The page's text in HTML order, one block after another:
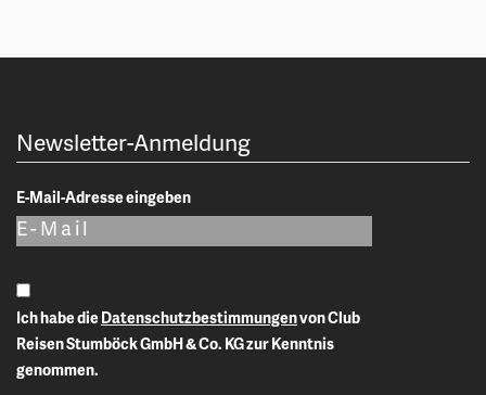
Newsletter-Anmeldung
E-Mail-Adresse eingeben
Ich habe dieDatenschutzbestimmungen
Reisen Stumböck GmbH & Co. KG zur Kenntnis
genommen.